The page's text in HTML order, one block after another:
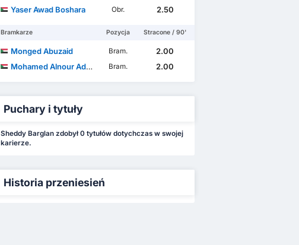
Yaser Awad Boshara
Obr. 2.50
Bramkarze Pozycja Stracone / 90'
Monged Abuzaid Bram.
2.00
Mohamed Alnour Adam Saeed
Bram. 2.00
Puchary i tytuły
Sheddy Barglan zdobył 0 tytułów dotychczas w swojej
karierze.
Historia przeniesień